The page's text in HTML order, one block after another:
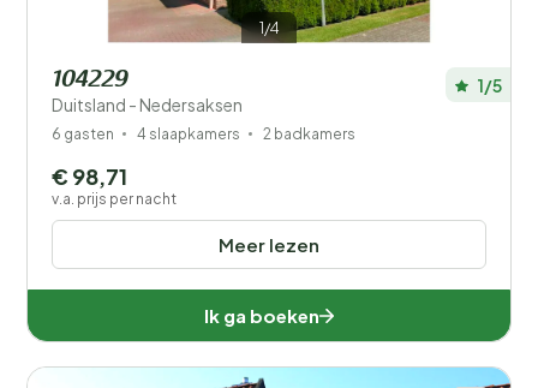
1/4
104229
Duitsland - Nedersaksen
1/5
6 gasten 4 slaapkamers 2 badkamers
Meer lezen
€ 98,71
v.a. prijs per nacht
Ik ga boeken